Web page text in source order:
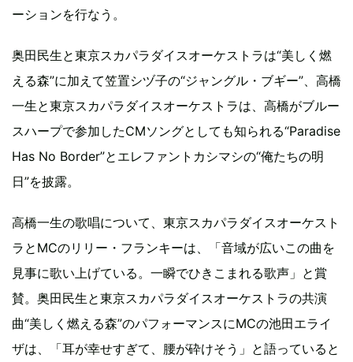
ーションを行なう。
奥田民生と東京スカパラダイスオーケストラは“美しく燃
える森”に加えて笠置シヅ子の“ジャングル・ブギー”、高橋
一生と東京スカパラダイスオーケストラは、高橋がブルー
スハープで参加したCMソングとしても知られる“Paradise
Has No Border”とエレファントカシマシの“俺たちの明
日”を披露。
高橋一生の歌唱について、東京スカパラダイスオーケスト
ラとMCのリリー・フランキーは、「音域が広いこの曲を
見事に歌い上げている。一瞬でひきこまれる歌声」と賞
賛。奥田民生と東京スカパラダイスオーケストラの共演
曲“美しく燃える森”のパフォーマンスにMCの池田エライ
ザは、「耳が幸せすぎて、腰が砕けそう」と語っていると